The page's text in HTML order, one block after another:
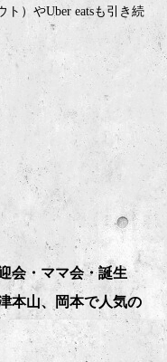
）やUber eatsも引き続
会・ママ会・誕生
本山、岡本で人気の